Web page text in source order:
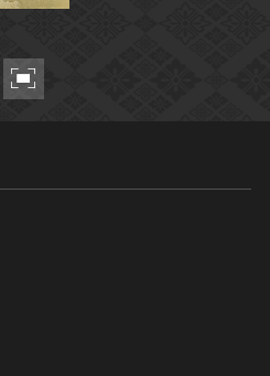
お知らせ一覧
このサイトについて
サイトのご意見はこちら